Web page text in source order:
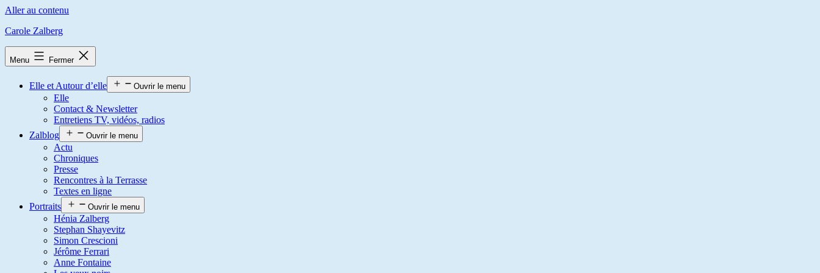
Aller au contenu
Carole Zalberg
Menu Fermer
Elle et Autour d’elle Ouvrir le menu
Elle
Contact & Newsletter
Entretiens TV, vidéos, radios
Zalblog
Ouvrir le menu
Actu
Chroniques
Presse
Rencontres à la Terrasse
Textes en ligne
Portraits
Ouvrir le menu
Hénia Zalberg
Stephan Shayevitz
Simon Crescioni
Jérôme Ferrari
Anne Fontaine